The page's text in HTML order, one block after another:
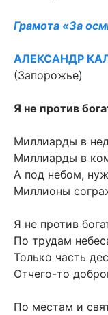
Грамота «За
АЛЕКСАНДР
(Запорожье)
Я не против
Миллиарды в
Миллиарды в
А под небом,
Миллионы
Я не против
По трудам
Только часть
Отчего-то
По местам и